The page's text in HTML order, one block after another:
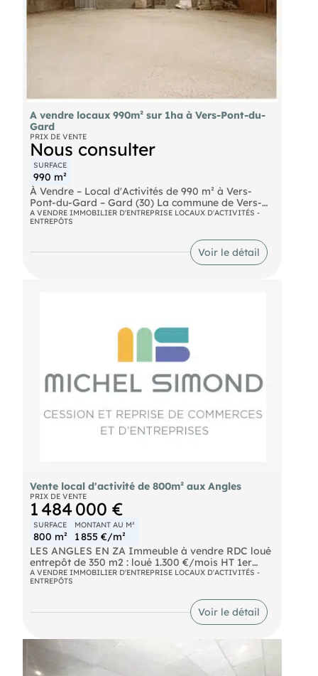
A vendre locaux 990m² sur 1ha à Vers-Pont-du-
Gard
PRIX DE VENTE
Nous consulter
SURFACE
990 m²
À Vendre – Local d'Activités de 990 m² à Vers-
Pont-du-Gard – Gard (30) La commune de Vers-
Pont-du-Gard propose à la vente un ensemble
foncier de plus d'1 hectare, comprenant deux
d'une surface de 990 m² avec une hauteur sous
plafond de plus de 5 mètres et 4 portes
zone d'activités économiques, industrielles et
artisanales au PLU, et permet des constructions
attenantes de logements de fonction ou
nécessaires à l'activité, d'une surface maximale de
70 m². De plus, la zone est accessible aux poids
lourds et dispose d'un accès séparé pour les
véhicules légers. De nombreuses possibilités
d'extension sont également envisageables.
A VENDRE IMMOBILIER D'ENTREPRISE LOCAUX D'ACTIVITÉS -
ENTREPÔTS
Voir le détail
Vente local d'activité de 800m² aux Angles
PRIX DE VENTE
1 484 000 €
SURFACE
800 m²
MONTANT AU M²
1 855 €/m²
LES ANGLES EN ZA Immeuble à vendre RDC loué
entrepôt de 350 m2 : loué 1.300 €/mois HT 1er
étage : 120 m2 de bureaux à louer (cloisonné de 15
à 25 m2), 230 m2 de bureaux loués, loyer : 2300
€/mois HT Terrain 1250 m2 Cession des murs :
A VENDRE IMMOBILIER D'ENTREPRISE LOCAUX D'ACTIVITÉS -
ENTREPÔTS
Voir le détail